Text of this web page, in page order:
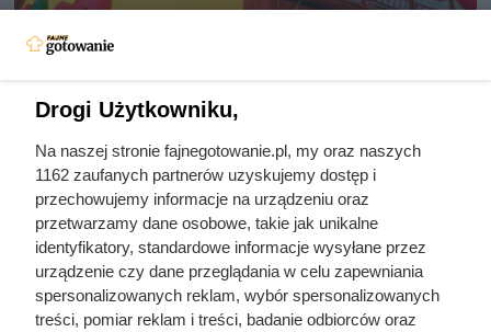
Nowa kawa w Dino robi furorę.
Kawosze zachwyceni smakiem, a
cena jest rewelacyjna
Nowość w Dino - kawa mielona Swisso Reich Rösten w
Drogi Użytkowniku,
Na naszej stronie fajnegotowanie.pl, my oraz naszych
1162 zaufanych partnerów uzyskujemy dostęp i
przechowujemy informacje na urządzeniu oraz
przetwarzamy dane osobowe, takie jak unikalne
identyfikatory, standardowe informacje wysyłane przez
urządzenie czy dane przeglądania w celu zapewniania
spersonalizowanych reklam, wybór spersonalizowanych
treści, pomiar reklam i treści, badanie odbiorców oraz